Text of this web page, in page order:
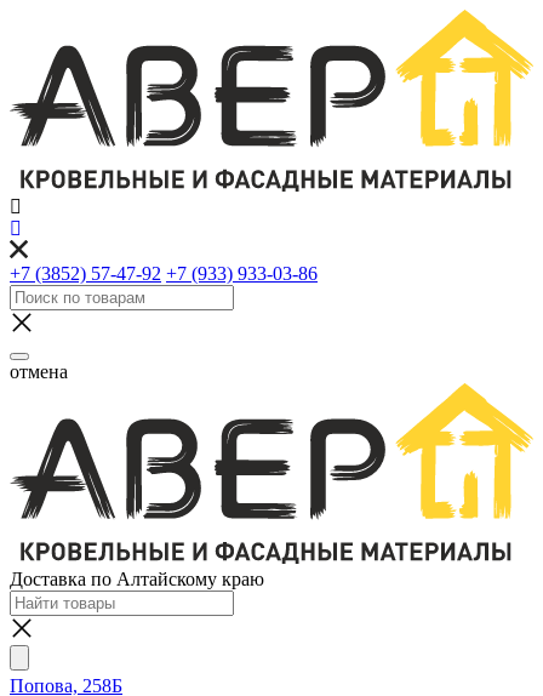
+7 (3852) 57-47-92 +7 (933) 933-03-86
отмена
Доставка по Алтайскому краю
Попова, 258Б